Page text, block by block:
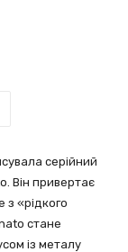
серійний
Він привертає
з «рідкого
стане
із металу